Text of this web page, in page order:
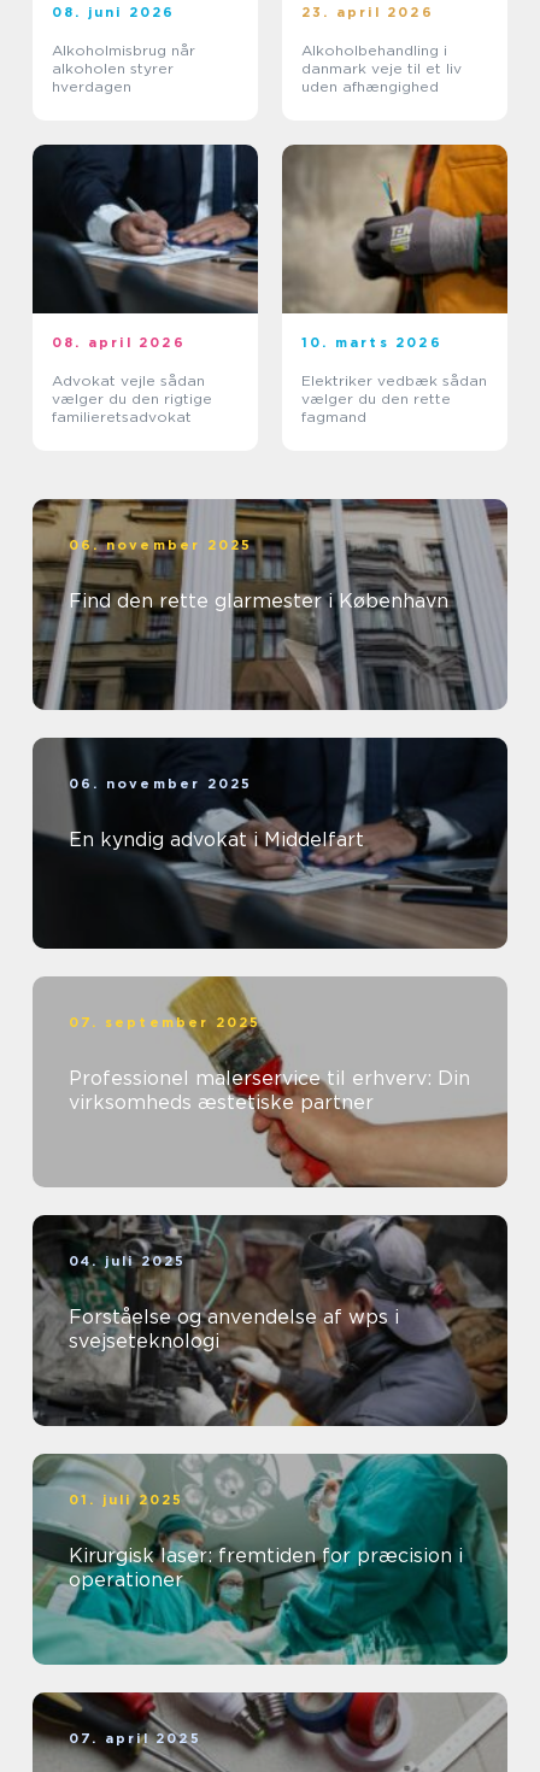
08. juni 2026
Alkoholmisbrug når
alkoholen styrer
hverdagen
23. april 2026
Alkoholbehandling i
danmark veje til et liv
uden afhængighed
08. april 2026
Advokat vejle sådan
vælger du den rigtige
familieretsadvokat
10. marts 2026
Elektriker vedbæk sådan
vælger du den rette
fagmand
06. november 2025
Find den rette glarmester i København
06. november 2025
En kyndig advokat i Middelfart
07. september 2025
Professionel malerservice til erhverv: Din
virksomheds æstetiske partner
04. juli 2025
Forståelse og anvendelse af wps i
svejseteknologi
01. juli 2025
Kirurgisk laser: fremtiden for præcision i
operationer
07. april 2025